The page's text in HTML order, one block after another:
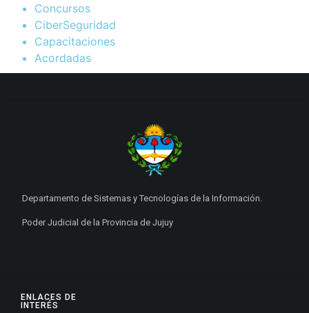
Concursos
CiberSeguridad
Capacitaciones
Acordadas
ENLACES DE
INTERÉS
Departamento de Sistemas y Tecnologías de la Información.
Poder Judicial de la Provincia de Jujuy